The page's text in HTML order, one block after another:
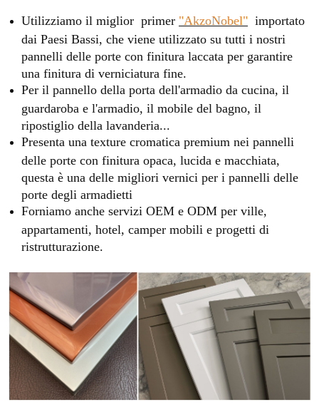
Utilizziamo il miglior primer "AkzoNobel" importato
dai Paesi Bassi, che viene utilizzato su tutti i nostri
pannelli delle porte con finitura laccata per garantire
una finitura di verniciatura fine.
Per il pannello della porta dell'armadio da cucina, il
guardaroba e l'armadio, il mobile del bagno, il
ripostiglio della lavanderia...
Presenta una texture cromatica premium nei pannelli
delle porte con finitura opaca, lucida e macchiata,
questa è una delle migliori vernici per i pannelli delle
porte degli armadietti
Forniamo anche servizi OEM e ODM per ville,
appartamenti, hotel, camper mobili e progetti di
ristrutturazione.